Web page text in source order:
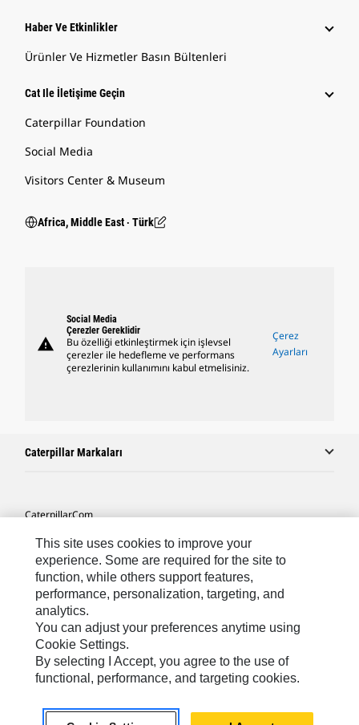
Haber Ve Etkinlikler
Ürünler Ve Hizmetler Basın Bültenleri
Cat Ile İletişime Geçin
Caterpillar Foundation
Social Media
Visitors Center & Museum
Africa, Middle East ‧ Türk
warning
Social Media
Çerezler Gereklidir
Bu özelliği etkinleştirmek için işlevsel
çerezler ile hedefleme ve performans
çerezlerinin kullanımını kabul etmelisiniz.
Çerez
Ayarları
Caterpillar Markaları
Caterpillar.com
Caterpillar Müşteri Hizmetleri Ve Iletişim
Site Haritası
Cookie Settings
Yasal
Gizlilik
Africa, Middle East ‧ Türk© 2026 Caterpillar. Tüm Hakları Saklıdır.
This site uses cookies to improve your
experience. Some are required for the site to
function, while others support features,
performance, personalization, targeting, and
analytics.
You can adjust your preferences anytime using
Cookie Settings.
By selecting I Accept, you agree to the use of
functional, performance, and targeting cookies.